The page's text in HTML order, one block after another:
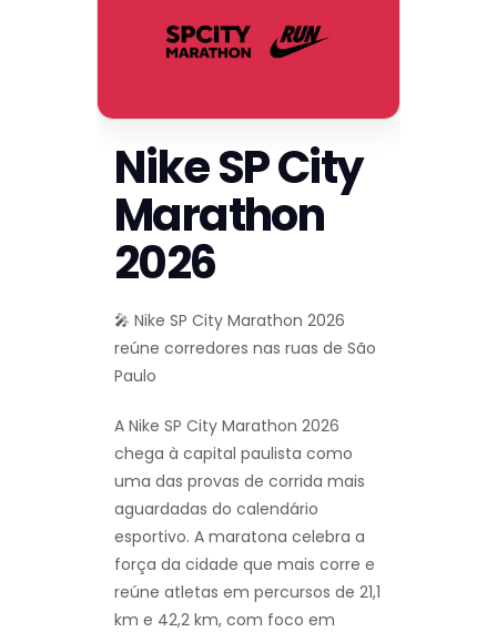
Nike SP City
Marathon
2026
🎤 Nike SP City Marathon 2026
reúne corredores nas ruas de São
Paulo
A Nike SP City Marathon 2026
chega à capital paulista como
uma das provas de corrida mais
aguardadas do calendário
esportivo. A maratona celebra a
força da cidade que mais corre e
reúne atletas em percursos de 21,1
km e 42,2 km, com foco em